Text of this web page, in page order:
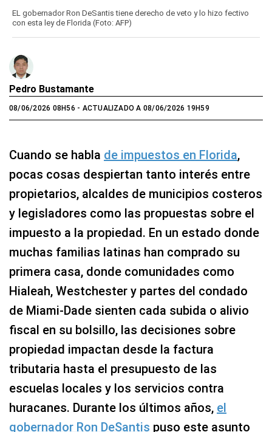
EL gobernador Ron DeSantis tiene derecho de veto y lo hizo fectivo
con esta ley de Florida (Foto: AFP)
Pedro Bustamante
08/06/2026 08H56 - ACTUALIZADO A 08/06/2026 19H59
Cuando se habla de impuestos en Florida,
pocas cosas despiertan tanto interés entre
propietarios, alcaldes de municipios costeros
y legisladores como las propuestas sobre el
impuesto a la propiedad. En un estado donde
muchas familias latinas han comprado su
primera casa, donde comunidades como
Hialeah, Westchester y partes del condado
de Miami-Dade sienten cada subida o alivio
fiscal en su bolsillo, las decisiones sobre
propiedad impactan desde la factura
tributaria hasta el presupuesto de las
escuelas locales y los servicios contra
huracanes. Durante los últimos años, el
gobernador Ron DeSantis puso este asunto